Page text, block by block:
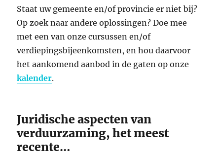
Staat uw gemeente en/of provincie er niet bij?
Op zoek naar andere oplossingen? Doe mee
met een van onze cursussen en/of
verdiepingsbijeenkomsten, en hou daarvoor
het aankomend aanbod in de gaten op onze
kalender.
Juridische aspecten van
verduurzaming, het meest
recente…